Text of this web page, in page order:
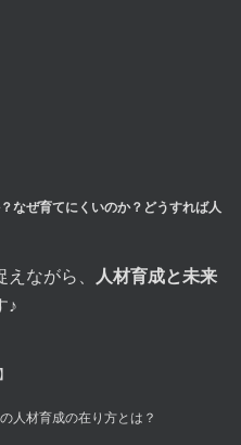
なぜ育てにくいのか？どうすれば人
ながら、
人材育成と未来
♪
人材育成の在り方とは？